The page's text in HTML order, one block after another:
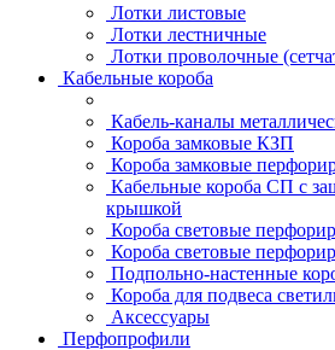
Лотки листовые
Лотки лестничные
Лотки проволочные
Кабельные короба
Кабель-каналы
Короба замковые КЗП
Короба замковые
Кабельные короба СП с
крышкой
Короба световые
Короба световые
Подпольно-настенные
Короба для подвеса
Аксессуары
Перфопрофили